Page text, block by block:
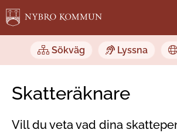
Sökväg Lyssna
Skatteräknare
Vill du veta vad dina